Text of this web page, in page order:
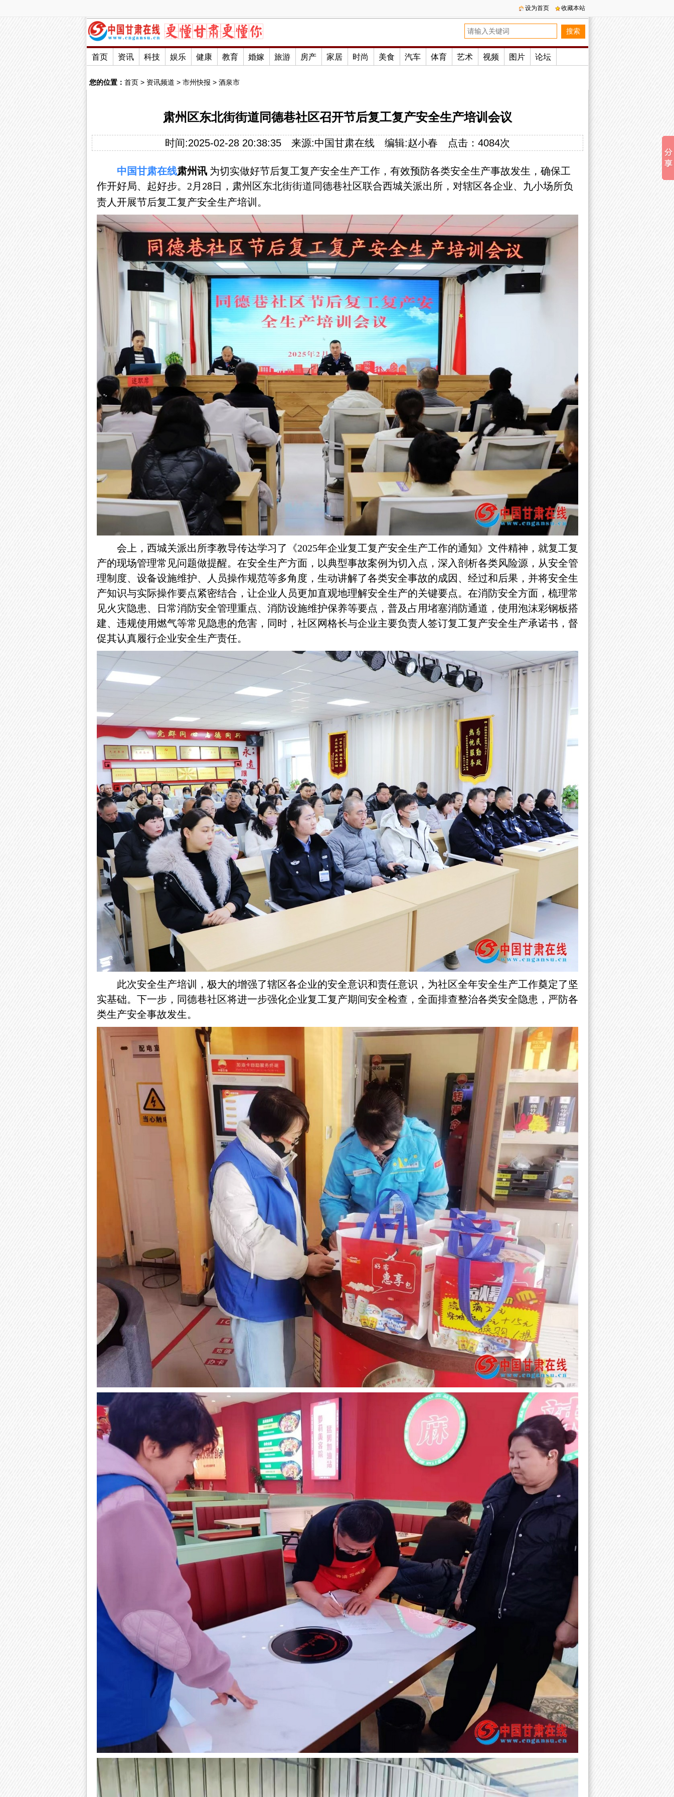
设为首页 收藏本站
首页 资讯 科技 娱乐 健康 教育 婚嫁 旅游 房产 家居 时尚 美食 汽车 体育 艺术 视频 图片 论坛
您的位置： 首页 > 资讯频道 > 市州快报 > 酒泉市
肃州区东北街街道同德巷社区召开节后复工复产安全生产培训会议
时间:2025-02-28 20:38:35 来源:中国甘肃在线 编辑:赵小春 点击： 4084次
中国甘肃在线肃州讯 为切实做好节后复工复产安全生产工作，有效预防各类安全生产事故发生，确保工
作开好局、起好步。 2 月 28 日，肃州区东北街街道同德巷社区联合西城关派出所，对辖区各企业、九小场所负
责人开展节后复工复产安全生产培训。
会上，西城关派出所李教导传达学习了《2025年企业复工复产安全生产工作的通知》文件精神，就复工复
产的现场管理常见问题做提醒。在安全生产方面，以典型事故案例为切入点，深入剖析各类风险源，从安全管
理制度、设备设施维护、人员操作规范等多角度，生动讲解了各类安全事故的成因、经过和后果，并将安全生
产知识与实际操作要点紧密结合，让企业人员更加直观地理解安全生产的关键要点。在消防安全方面，梳理常
见火灾隐患、日常消防安全管理重点、消防设施维护保养等要点，普及占用堵塞消防通道，使用泡沫彩钢板搭
建、违规使用燃气等常见隐患的危害，同时，社区网格长与企业主要负责人签订复工复产安全生产承诺书，督
促其认真履行企业安全生产责任。
此次安全生产培训，极大的增强了辖区各企业的安全意识和责任意识，为社区全年安全生产工作奠定了坚
实基础。下一步，同德巷社区将进一步强化企业复工复产期间安全检查，全面排查整治各类安全隐患，严防各
类生产安全事故发生。